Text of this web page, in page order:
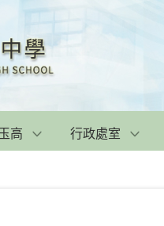
高 行政處室